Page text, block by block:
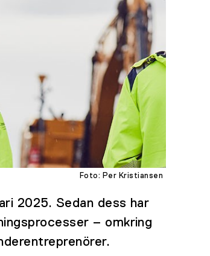
Foto: Per Kristiansen
2025. Sedan dess har
– omkring